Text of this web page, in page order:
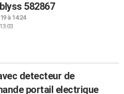
582867
à 14:24
detecteur de
portail electrique